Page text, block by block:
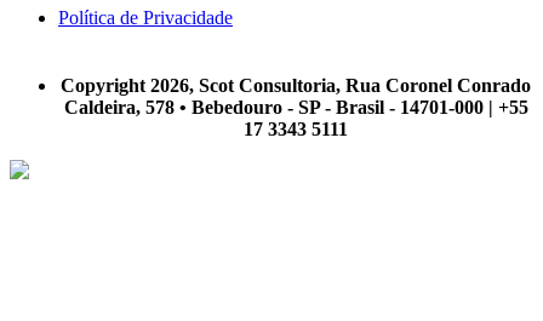
Política de Privacidade
Copyright 2026, Scot Consultoria, Rua Coronel Conrado
Caldeira, 578 • Bebedouro - SP - Brasil - 14701-000 | +55
17 3343 5111